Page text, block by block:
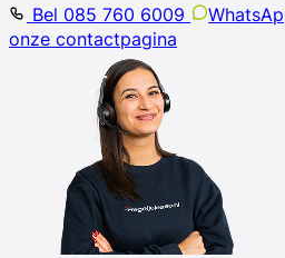
Bel 085 760 6009
onze contactpagina